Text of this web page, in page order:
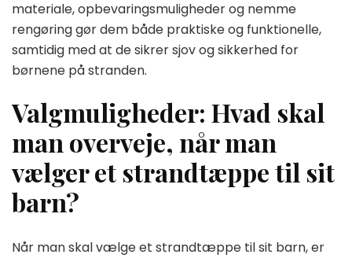
materiale, opbevaringsmuligheder og nemme
rengøring gør dem både praktiske og funktionelle,
samtidig med at de sikrer sjov og sikkerhed for
børnene på stranden.
Valgmuligheder: Hvad skal
man overveje, når man
vælger et strandtæppe til sit
barn?
Når man skal vælge et strandtæppe til sit barn, er